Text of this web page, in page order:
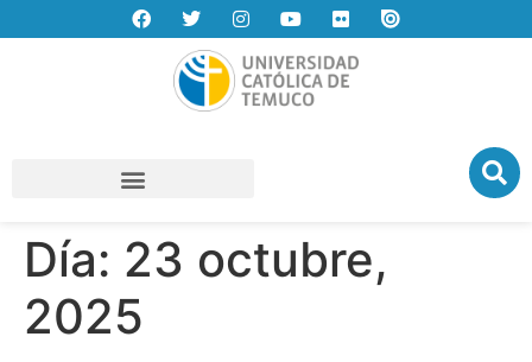
Día: 23 octubre,
2025